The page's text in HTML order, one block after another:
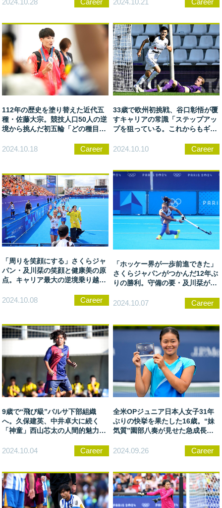
2024.10.28 Career 2024.10.21 Career
112年の歴史を塗り替えた近代五
種・佐藤大宗。競技人口50人の逆
境から挑んだ初五輪「どの種目よ
2024.10.18 Career
33歳で欧州初挑戦、谷口彰悟が覆
すキャリアの常識「ステップアッ
プを狙っている。これからもギラ
2024.10.10 Career
「周りを笑顔にする」さくらジャ
パン・及川栞の笑顔と健康美の原
点。キャリア最大の逆境乗り越え
2024.10.08 Career
「ホッケー界が一歩前進できた」
さくらジャパンがつかんだ12年ぶ
りの勝利。守備の要・及川栞がパ
2024.10.07 Career
9歳で“飛び級”バルサ下部組織
へ。久保建英、中井卓大に続く
「神童」西山芯太の人間的魅力と
2024.10.04 Career
全米OPジュニア日本人女子31年
ぶりの快挙を果たした16歳。“妹
気質”園部八奏が見せた急成長
た」
2024.09.26 Career